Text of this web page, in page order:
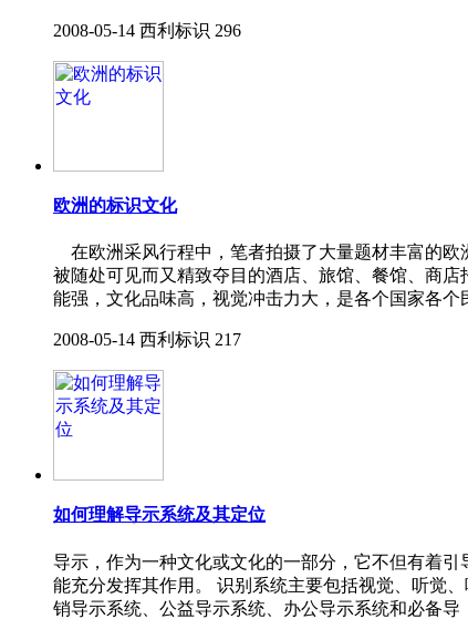
2008-05-14 西利标识 296
欧洲的标识文化
在欧洲采风行程中，笔者拍摄了大量题材丰富的欧
被随处可见而又精致夺目的酒店、旅馆、餐馆、商
能强，文化品味高，视觉冲击力大，是各个国家各个
2008-05-14 西利标识 217
如何理解导示系统及其定位
导示，作为一种文化或文化的一部分，它不但有着
能充分发挥其作用。 识别系统主要包括视觉、听觉
销导示系统、公益导示系统、办公导示系统和必备导